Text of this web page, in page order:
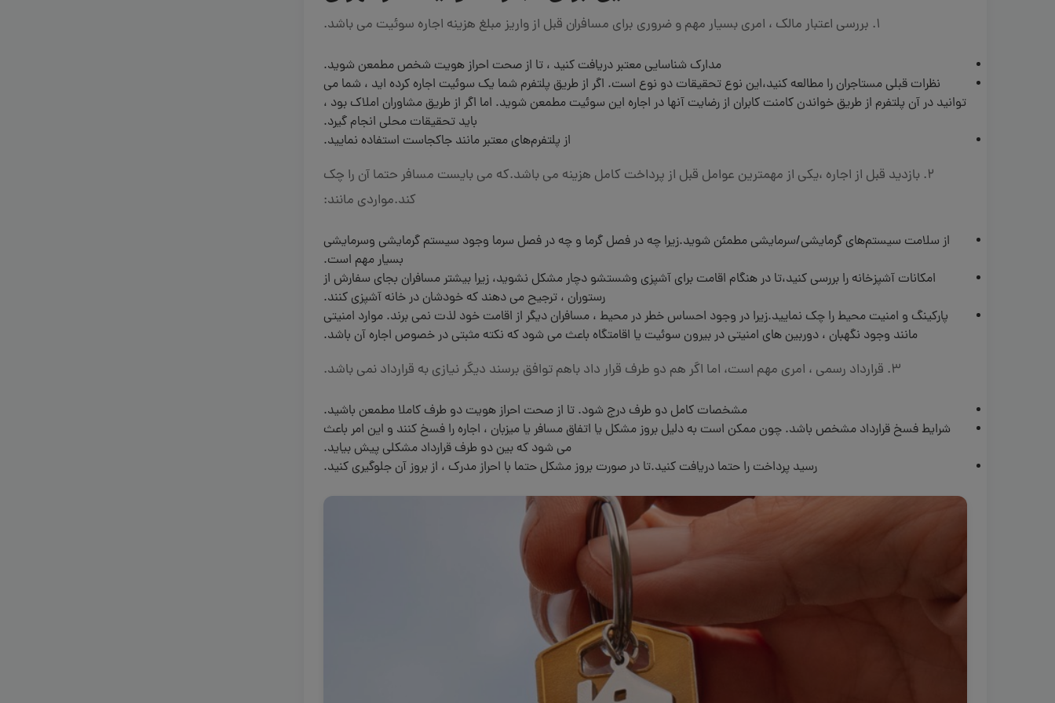
1. بررسی اعتبار مالک ، امری بسیار مهم و ضروری برای مسافران قبل از واریز مبلغ هزینه اجاره سوئیت می باشد.
مدارک شناسایی معتبر دریافت کنید ، تا از صحت احراز هویت شخص مطمعن شوید.
نظرات قبلی مستاجران را مطالعه کنید،این نوع تحقیقات دو نوع است. اگر از طریق پلتفرم شما یک سوئیت اجاره کرده اید ، شما می
توانید در آن پلتفرم از طریق خواندن کامنت کابران از رضایت آنها در اجاره این سوئیت مطمعن شوید. اما اگر از طریق مشاوران املاک بود ،
باید تحقیقات محلی انجام گیرد.
از پلتفرم‌های معتبر مانند جاکجاست استفاده نمایید.
2. بازدید قبل از اجاره ،یکی از مهمترین عوامل قبل از پرداخت کامل هزینه می باشد.که می بایست مسافر حتما آن را چک
کند.مواردی مانند:
از سلامت سیستم‌های گرمایشی/سرمایشی مطمئن شوید.زیرا چه در فصل گرما و چه در فصل سرما وجود سیستم گرمایشی وسرمایشی
بسیار مهم است.
امکانات آشپزخانه را بررسی کنید،تا در هنگام اقامت برای آشپزی وشستشو دچار مشکل نشوید، زیرا بیشتر مسافران بجای سفارش از
رستوران ، ترجیح می دهند که خودشان در خانه آشپزی کنند.
پارکینگ و امنیت محیط را چک نمایید.زیرا در وجود احساس خطر در محیط ، مسافران دیگر از اقامت خود لذت نمی برند. موارد امنیتی
مانند وجود نگهبان ، دوربین های امنیتی در بیرون سوئیت یا اقامتگاه باعث می شود که نکته مثبتی در خصوص اجاره آن باشد.
3. قرارداد رسمی ، امری مهم است، اما اگر هم دو طرف قرار داد باهم توافق برسند دیگر نیازی به قرارداد نمی باشد.
مشخصات کامل دو طرف درج شود. تا از صحت احراز هویت دو طرف کاملا مطمعن باشید.
شرایط فسخ قرارداد مشخص باشد. چون ممکن است به دلیل بروز مشکل یا اتفاق مسافر یا میزبان ، اجاره را فسخ کنند و این امر باعث
می شود که بین دو طرف قرارداد مشکلی پیش بیاید.
رسید پرداخت را حتما دریافت کنید.تا در صورت بروز مشکل حتما با احراز مدرک ، از بروز آن جلوگیری کنید.